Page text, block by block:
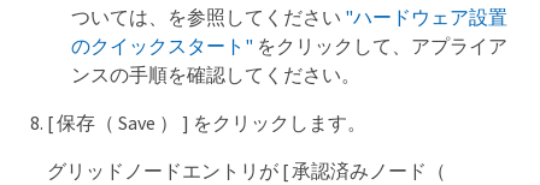
ついては、を参照してください "ハードウェア設置
のクイックスタート" をクリックして、アプライア
ンスの手順を確認してください。
[ 保存（ Save ） ] をクリックします。
グリッドノードエントリが [ 承認済みノード（